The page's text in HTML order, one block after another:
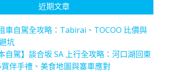
近期文章
車自駕全攻略：Tabirai、TOCOO 比價與
坑
自駕】談合坂 SA 上行全攻略：河口湖回東
伴手禮、美食地圖與塞車應對